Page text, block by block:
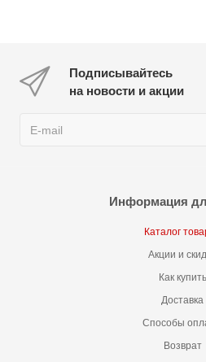
Подписывайтесь
на новости и акции
Информация
Каталог
Акции и
Как купить
Доставка
Способы
Возврат